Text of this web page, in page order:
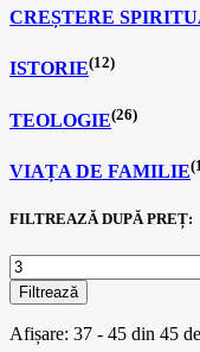
CREȘTERE
ISTORIE(12)
TEOLOGIE(26)
VIAȚA DE FAMILIE
FILTREAZĂ DUPĂ PREȚ:
Filtrează
Afișare: 37 - 45 din 45